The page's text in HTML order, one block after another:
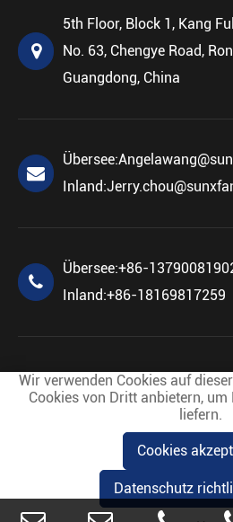
5th Floor, Block 1, Kang
No. 63, Chengye Road,
Guangdong, China
Übersee:
Inland:
Übersee:+86-
Inland:+86-18169817259
Foshan Sunwind
Rechte vorbehalten.
Datenschutz richtlinie
Wir verwenden Cookies auf
Cookies von Dritt anbietern,
liefern.
Cookies
Datenschutz